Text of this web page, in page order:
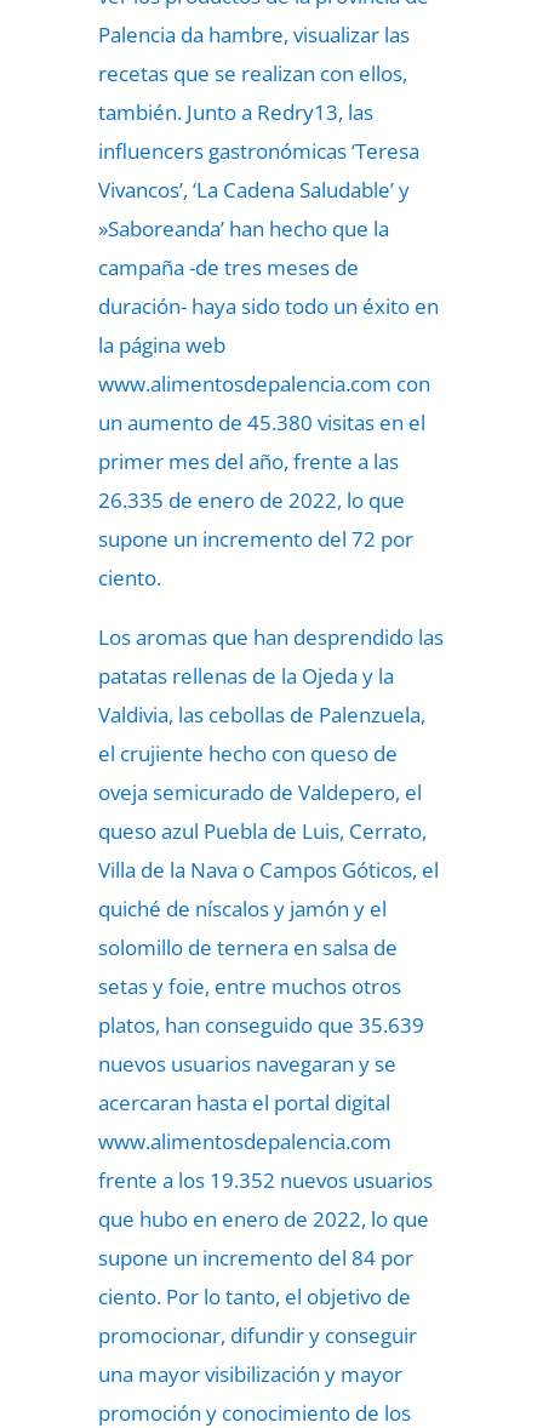
Palencia da hambre, visualizar las
recetas que se realizan con ellos,
también. Junto a Redry13, las
influencers gastronómicas ‘Teresa
Vivancos’, ‘La Cadena Saludable’ y
»Saboreanda’ han hecho que la
campaña -de tres meses de
duración- haya sido todo un éxito en
la página web
www.alimentosdepalencia.com con
un aumento de 45.380 visitas en el
primer mes del año, frente a las
26.335 de enero de 2022, lo que
supone un incremento del 72 por
ciento.
Los aromas que han desprendido las
patatas rellenas de la Ojeda y la
Valdivia, las cebollas de Palenzuela,
el crujiente hecho con queso de
oveja semicurado de Valdepero, el
queso azul Puebla de Luis, Cerrato,
Villa de la Nava o Campos Góticos, el
quiché de níscalos y jamón y el
solomillo de ternera en salsa de
setas y foie, entre muchos otros
platos, han conseguido que 35.639
nuevos usuarios navegaran y se
acercaran hasta el portal digital
www.alimentosdepalencia.com
frente a los 19.352 nuevos usuarios
que hubo en enero de 2022, lo que
supone un incremento del 84 por
ciento. Por lo tanto, el objetivo de
promocionar, difundir y conseguir
una mayor visibilización y mayor
promoción y conocimiento de los